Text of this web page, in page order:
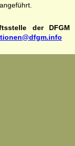
der DFGM